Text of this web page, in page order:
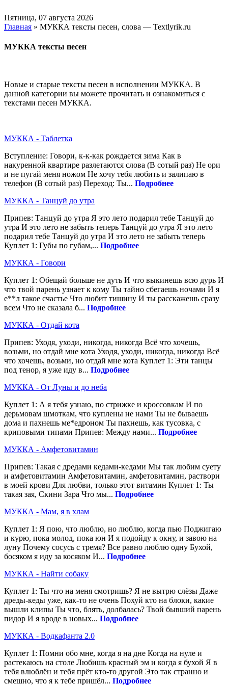
Пятница, 07 августа 2026
Главная » МУККА тексты песен, слова — Textlyrik.ru
МУККА тексты песен
Новые и старые тексты песен в исполнении МУККА. В
данной категории вы можете прочитать и ознакомиться с
текстами песен МУККА.
МУККА - Таблетка
Вступление: Говори, к-к-как рождается зима Как в
накуренной квартире разлетаются слова (В сотый раз) Не ори
и не пугай меня ножом Не хочу тебя любить и залипаю в
телефон (В сотый раз) Переход: Ты... Подробнее
МУККА - Танцуй до утра
Припев: Танцуй до утра Я это лето подарил тебе Танцуй до
утра И это лето не забыть теперь Танцуй до утра Я это лето
подарил тебе Танцуй до утра И это лето не забыть теперь
Куплет 1: Губы по губам,... Подробнее
МУККА - Говори
Куплет 1: Обещай больше не дуть И что выкинешь всю дурь И
что твой парень узнает к кому Ты тайно сбегаешь ночами И я
е**л такое счастье Что любит тишину И ты расскажешь сразу
всем Что не сказала б... Подробнее
МУККА - Отдай кота
Припев: Уходя, уходи, никогда, никогда Всё что хочешь,
возьми, но отдай мне кота Уходя, уходи, никогда, никогда Всё
что хочешь, возьми, но отдай мне кота Куплет 1: Эти танцы
под тенор, я уже иду в... Подробнее
МУККА - От Луны и до неба
Куплет 1: А я тебя узнаю, по стрижке и кроссовкам И по
дерьмовам шмоткам, что куплены не нами Ты не бываешь
дома и пахнешь ме*едроном Ты пахнешь, как тусовка, с
криповыми типами Припев: Между нами... Подробнее
МУККА - Амфетовитамин
Припев: Такая с дредами кедами-кедами Мы так любим суету
и амфетовитамин Амфетовитамин, амфетовитамин, раствори
в моей крови Для любви, только этот витамин Куплет 1: Ты
такая зая, Скини Зара Что мы... Подробнее
МУККА - Мам, я в хлам
Куплет 1: Я пою, что люблю, но люблю, когда пью Поджигаю
и курю, пока молод, пока юн И я подойду к окну, и завою на
луну Почему сосусь с тремя? Все равно люблю одну Бухой,
босяком я иду за косяком И... Подробнее
МУККА - Найти собаку
Куплет 1: Ты что на меня смотришь? Я не вытрю слёзы Даже
дреды-кеды уже, как-то не очень Похуй кто на блоки, какие
вышли клипы Ты что, блять, долбалась? Твой бывший парень
пидор И я вроде в новых... Подробнее
МУККА - Водкафанта 2.0
Куплет 1: Помни обо мне, когда я на дне Когда на нуле и
растекаюсь на столе Любишь красный эм и когда я бухой Я в
тебя влюблён и тебя прёт кто-то другой Это так странно и
смешно, что я к тебе пришёл... Подробнее